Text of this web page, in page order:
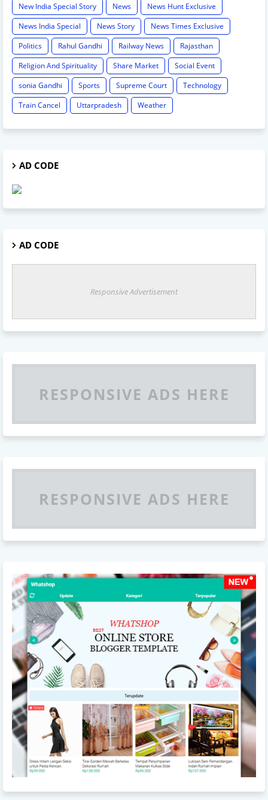
New India Special Story
News
News Hunt Exclusive
News India Special
News Story
News Times Exclusive
Politics
Rahul Gandhi Railway News
Rajasthan
Religion And Spirituality
Share Market
Social Event
sonia Gandhi
Sports Supreme Court
Technology
Train Cancel
Uttarpradesh Weather
AD CODE
AD CODE
Responsive Advertisement
RESPONSIVE ADS HERE
RESPONSIVE ADS HERE